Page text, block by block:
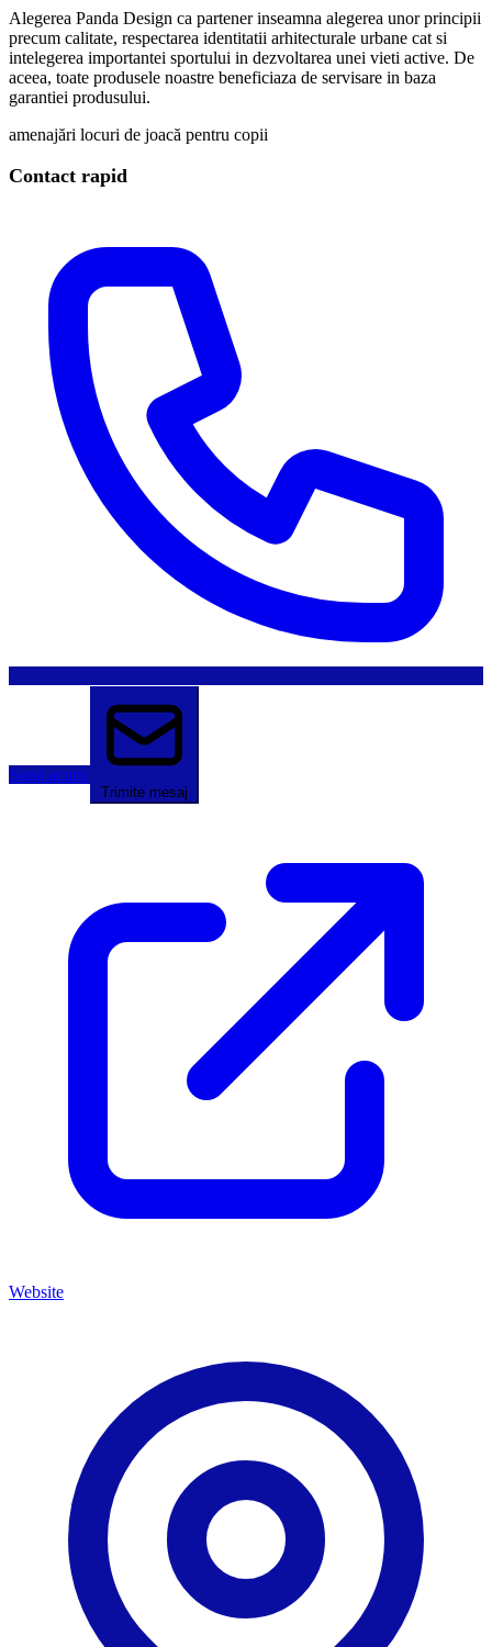
Alegerea Panda Design ca partener inseamna alegerea unor principii
precum calitate, respectarea identitatii arhitecturale urbane cat si
intelegerea importantei sportului in dezvoltarea unei vieti active. De
aceea, toate produsele noastre beneficiaza de servisare in baza
garantiei produsului.
amenajări locuri de joacă pentru copii
Contact rapid
Sună acum
Trimite mesaj
Website